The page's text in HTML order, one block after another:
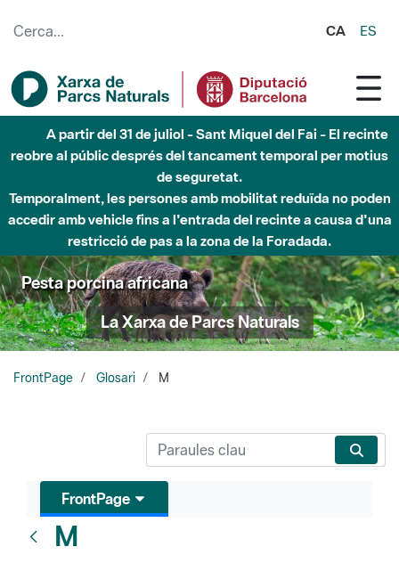
CA ES
A partir del 31 de juliol - Sant Miquel del Fai - El recinte
reobre al públic després del tancament temporal per motius
de seguretat.
Temporalment, les persones amb mobilitat reduïda no poden
accedir amb vehicle fins a l'entrada del recinte a causa d'una
restricció de pas a la zona de la Foradada.
Pesta porcina africana
La Xarxa de Parcs Naturals
FrontPage Glosari M
FrontPage
M